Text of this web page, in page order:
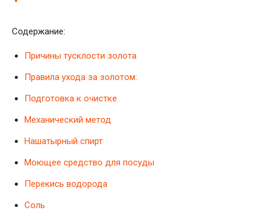
Содержание:
Причины тусклости золота
Правила ухода за золотом:
Подготовка к очистке
Механический метод
Нашатырный спирт
Моющее средство для посуды
Перекись водорода
Соль